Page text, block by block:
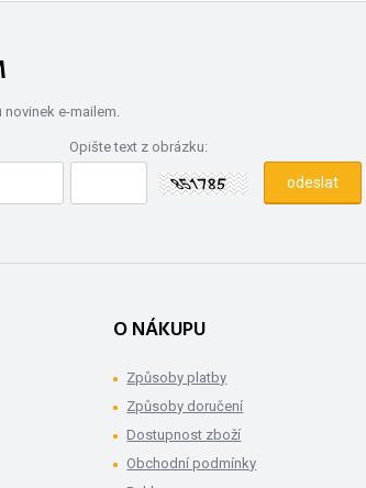
novinek e-mailem.
Opište text z obrázku:
O NÁKUPU
Způsoby platby
Způsoby doručení
Dostupnost zboží
Obchodní podmínky